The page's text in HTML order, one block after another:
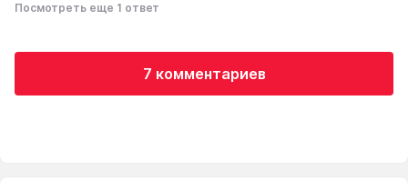
Посмотреть еще 1 ответ
7 комментариев